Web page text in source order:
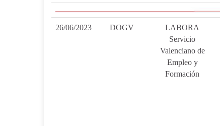
26/06/2023 DOGV
LABORA
Servicio
Valenciano de
Empleo y
Formación